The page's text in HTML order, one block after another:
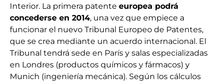
Interior. La primera patente europea podrá
concederse en 2014, una vez que empiece a
funcionar el nuevo Tribunal Europeo de Patentes,
que se crea mediante un acuerdo internacional. El
Tribunal tendrá sede en París y salas especializadas
en Londres (productos químicos y fármacos) y
Munich (ingeniería mecánica). Según los cálculos